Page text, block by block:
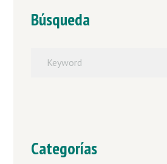
Búsqueda
Categorías